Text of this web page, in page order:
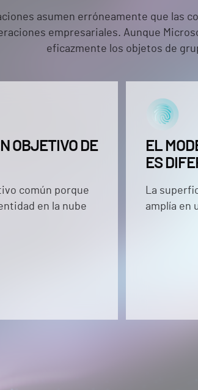
asumen erróneamente que las
empresariales. Aunque
eficazmente los objetos de
OBJETIVO DE
común porque
en la nube
EL
ES
La
amplía en